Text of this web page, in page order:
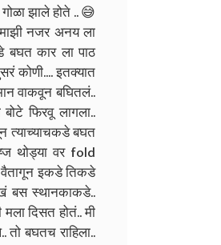
झाले होते .. 😅
नजर अनय ला
बघत कार ला पाठ
कोणी.... इतक्यात
वाकवून बघितलं..
फिरवू लागला..
त्याच्याचकडे बघत
थोड्या वर fold
वैतागून इकडे तिकडे
बस स्थानकाकडे..
दिसत होतं.. मी
बघतच राहिला..